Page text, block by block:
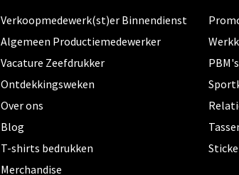
Verkoopmedewerk(st)er Binnendienst
Algemeen Productiemedewerker
Vacature Zeefdrukker
Ontdekkingsweken
Over ons
Blog
T-shirts bedrukken
Merchandise
PBM's